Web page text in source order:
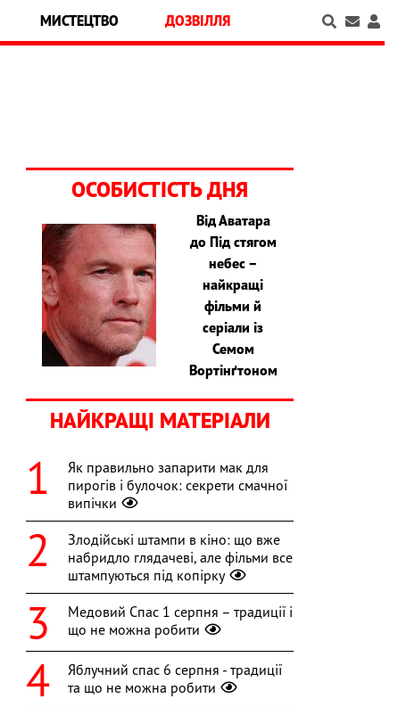
МИСТЕЦТВО ДОЗВІЛЛЯ
ОСОБИСТІСТЬ ДНЯ
Від Аватара
до Під стягом
небес –
найкращі
фільми й
серіали із
Семом
Вортінґтоном
НАЙКРАЩІ МАТЕРІАЛИ
Як правильно запарити мак для
пирогів і булочок: секрети смачної
випічки
Злодійські штампи в кіно: що вже
набридло глядачеві, але фільми все
штампуються під копірку
Медовий Спас 1 серпня – традиції і
що не можна робити
Яблучний спас 6 серпня - традиції
та що не можна робити